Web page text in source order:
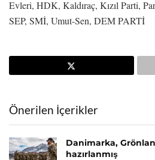
Evleri, HDK, Kaldıraç, Kızıl Parti,
SEP, SMİ, Umut-Sen, DEM PARTİ
Önerilen İçerikler
Danimarka,
hazırlanmış